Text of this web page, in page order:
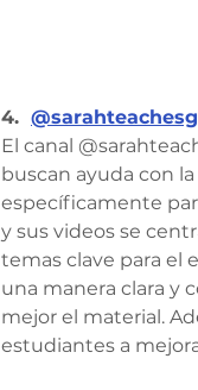
4.
El canal
buscan ayuda con
específicamente
y sus videos se
temas clave para el
una manera clara y
mejor el material.
estudiantes a